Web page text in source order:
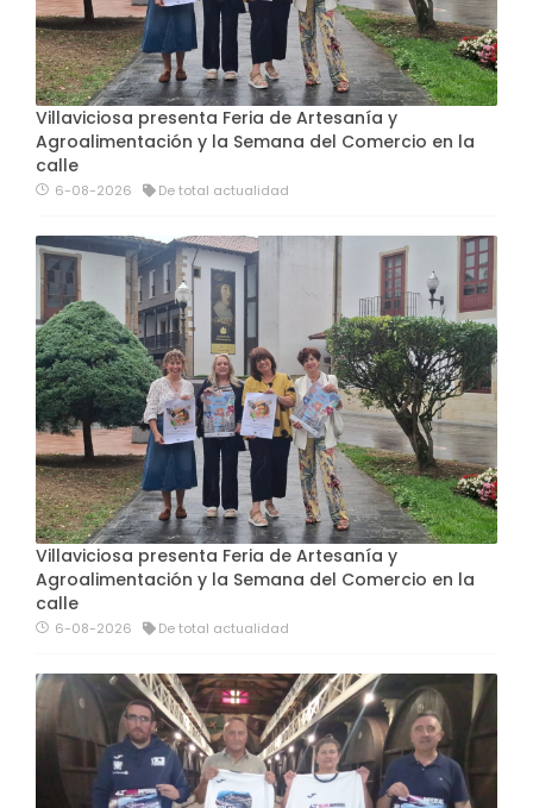
Villaviciosa presenta Feria de Artesanía y
Agroalimentación y la Semana del Comercio en la
calle
6-08-2026 De total actualidad
Villaviciosa presenta Feria de Artesanía y
Agroalimentación y la Semana del Comercio en la
calle
6-08-2026 De total actualidad